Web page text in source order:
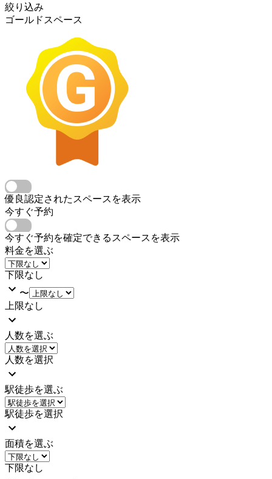
絞り込み
ゴールドスペース
優良認定されたスペースを表示
今すぐ予約
今すぐ予約を確定できるスペースを表示
料金を選ぶ
下限なし
〜
上限なし
人数を選ぶ
人数を選択
駅徒歩を選ぶ
駅徒歩を選択
面積を選ぶ
下限なし